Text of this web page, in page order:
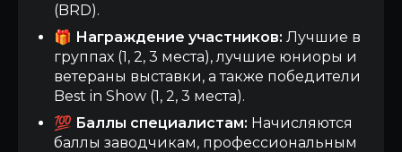
(BRD).
🎁 Награждение участников: Лучшие в
группах (1, 2, 3 места), лучшие юниоры и
ветераны выставки, а также победители
Best in Show (1, 2, 3 места).
💯 Баллы специалистам: Начисляются
баллы заводчикам, профессиональным